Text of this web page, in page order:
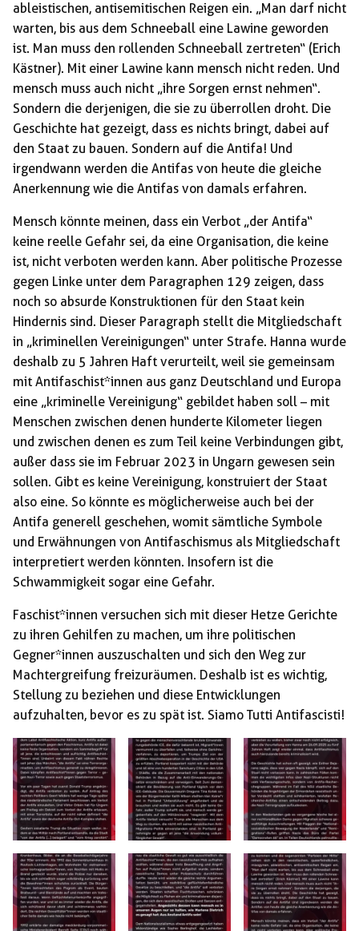
ableistischen, antisemitischen Reigen ein. „Man darf nicht
warten, bis aus dem Schneeball eine Lawine geworden
ist. Man muss den rollenden Schneeball zertreten“ (Erich
Kästner). Mit einer Lawine kann mensch nicht reden. Und
mensch muss auch nicht „ihre Sorgen ernst nehmen“.
Sondern die derjenigen, die sie zu überrollen droht. Die
Geschichte hat gezeigt, dass es nichts bringt, dabei auf
den Staat zu bauen. Sondern auf die Antifa! Und
irgendwann werden die Antifas von heute die gleiche
Anerkennung wie die Antifas von damals erfahren.
Mensch könnte meinen, dass ein Verbot „der Antifa“
keine reelle Gefahr sei, da eine Organisation, die keine
ist, nicht verboten werden kann. Aber politische Prozesse
gegen Linke unter dem Paragraphen 129 zeigen, dass
noch so absurde Konstruktionen für den Staat kein
Hindernis sind. Dieser Paragraph stellt die Mitgliedschaft
in „kriminellen Vereinigungen“ unter Strafe. Hanna wurde
deshalb zu 5 Jahren Haft verurteilt, weil sie gemeinsam
mit Antifaschist*innen aus ganz Deutschland und Europa
eine „kriminelle Vereinigung“ gebildet haben soll – mit
Menschen zwischen denen hunderte Kilometer liegen
und zwischen denen es zum Teil keine Verbindungen gibt,
außer dass sie im Februar 2023 in Ungarn gewesen sein
sollen. Gibt es keine Vereinigung, konstruiert der Staat
also eine. So könnte es möglicherweise auch bei der
Antifa generell geschehen, womit sämtliche Symbole
und Erwähnungen von Antifaschismus als Mitgliedschaft
interpretiert werden könnten. Insofern ist die
Schwammigkeit sogar eine Gefahr.
Faschist*innen versuchen sich mit dieser Hetze Gerichte
zu ihren Gehilfen zu machen, um ihre politischen
Gegner*innen auszuschalten und sich den Weg zur
Machtergreifung freizuräumen. Deshalb ist es wichtig,
Stellung zu beziehen und diese Entwicklungen
aufzuhalten, bevor es zu spät ist. Siamo Tutti Antifascisti!